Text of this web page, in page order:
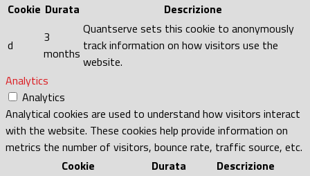
Cookie Durata Descrizione
d
3
months
Quantserve sets this cookie to anonymously
track information on how visitors use the
website.
Analytics
Analytics
Analytical cookies are used to understand how visitors interact
with the website. These cookies help provide information on
metrics the number of visitors, bounce rate, traffic source, etc.
Cookie
Durata Descrizione